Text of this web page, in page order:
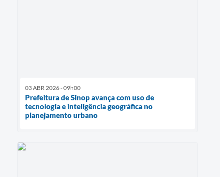
03 ABR 2026 - 09h00
Prefeitura de Sinop avança com uso de
tecnologia e inteligência geográfica no
planejamento urbano